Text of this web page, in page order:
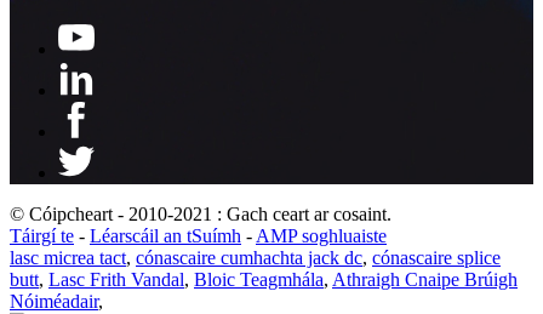
© Cóipcheart - 2010-2021 : Gach ceart ar cosaint.
Táirgí te - Léarscáil an tSuímh - AMP soghluaiste
lasc micrea tact, cónascaire cumhachta jack dc, cónascaire splice
butt, Lasc Frith Vandal, Bloic Teagmhála, Athraigh Cnaipe Brúigh
Nóiméadair,